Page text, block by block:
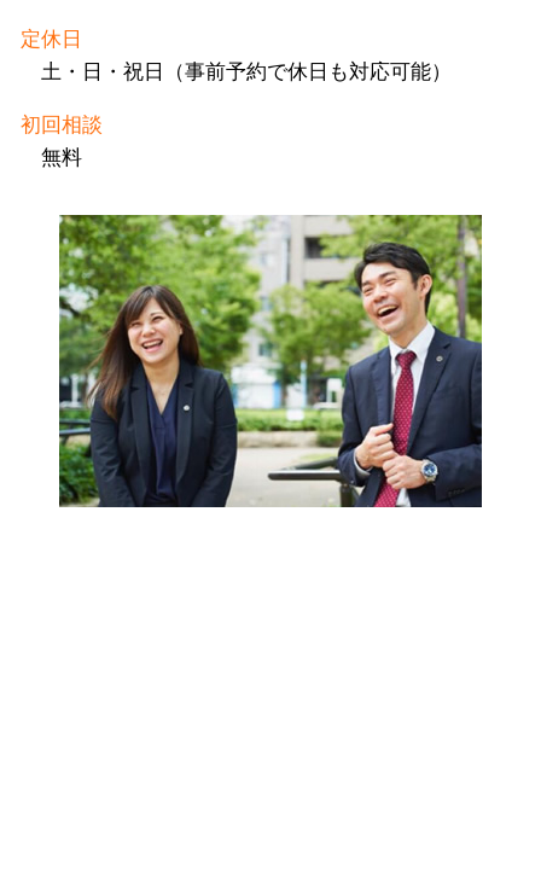
定休日
土・日・祝日（事前予約で休日も対応可能）
初回相談
無料